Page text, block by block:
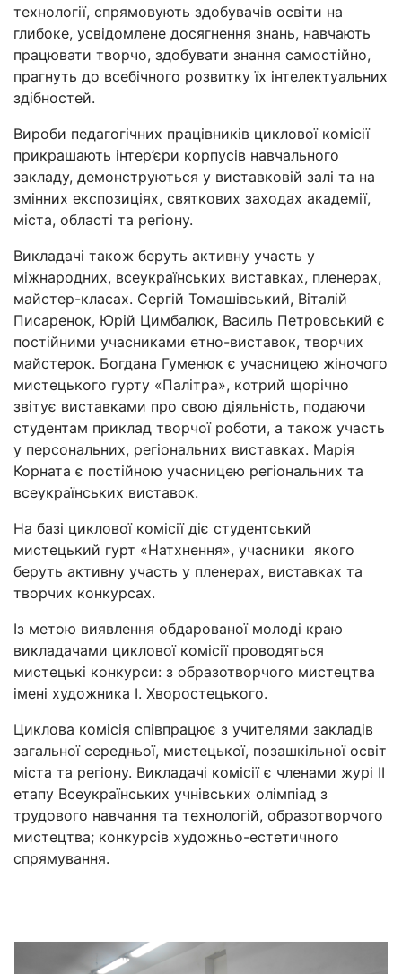
технології, спрямовують здобувачів освіти на
глибоке, усвідомлене досягнення знань, навчають
працювати творчо, здобувати знання самостійно,
прагнуть до всебічного розвитку їх інтелектуальних
здібностей.
Вироби педагогічних працівників циклової комісії
прикрашають інтер’єри корпусів навчального
закладу, демонструються у виставковій залі та на
змінних експозиціях, святкових заходах академії,
міста, області та регіону.
Викладачі також беруть активну участь у
міжнародних, всеукраїнських виставках, пленерах,
майстер-класах. Сергій Томашівський, Віталій
Писаренок, Юрій Цимбалюк, Василь Петровський є
постійними учасниками етно-виставок, творчих
майстерок. Богдана Гуменюк є учасницею жіночого
мистецького гурту «Палітра», котрий щорічно
звітує виставками про свою діяльність, подаючи
студентам приклад творчої роботи, а також участь
у персональних, регіональних виставках. Марія
Корната є постійною учасницею регіональних та
всеукраїнських виставок.
На базі циклової комісії діє студентський
мистецький гурт «Натхнення», учасники якого
беруть активну участь у пленерах, виставках та
творчих конкурсах.
Із метою виявлення обдарованої молоді краю
викладачами циклової комісії проводяться
мистецькі конкурси: з образотворчого мистецтва
імені художника І. Хворостецького.
Циклова комісія співпрацює з учителями закладів
загальної середньої, мистецької, позашкільної освіт
міста та регіону. Викладачі комісії є членами журі ІІ
етапу Всеукраїнських учнівських олімпіад з
трудового навчання та технологій, образотворчого
мистецтва; конкурсів художньо-естетичного
спрямування.